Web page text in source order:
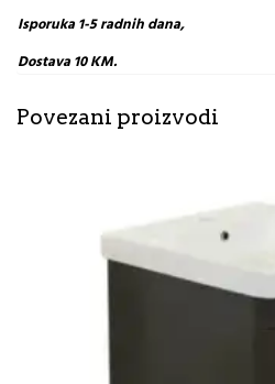
Isporuka 1-5 radnih dana,
Dostava 10 KM.
Povezani proizvodi